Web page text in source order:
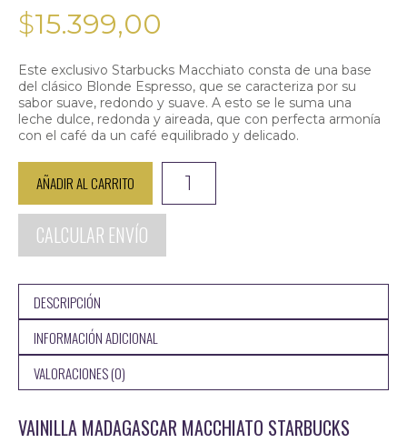
$15.399,00
Este exclusivo Starbucks Macchiato consta de una base
del clásico Blonde Espresso, que se caracteriza por su
sabor suave, redondo y suave. A esto se le suma una
leche dulce, redonda y aireada, que con perfecta armonía
con el café da un café equilibrado y delicado.
Madagascar
Macchiato
AÑADIR AL CARRITO
CALCULAR ENVÍO
DESCRIPCIÓN
INFORMACIÓN ADICIONAL
VALORACIONES (0)
VAINILLA MADAGASCAR MACCHIATO STARBUCKS